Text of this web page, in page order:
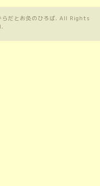
だとお灸のひろば. All Rights